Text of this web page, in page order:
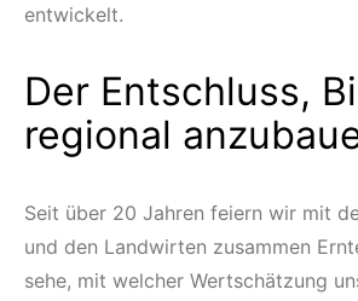
entwickelt.
Der Entschluss,
regional
Seit über 20 Jahren feiern wir mit
und den Landwirten zusammen
sehe, mit welcher Wertschätzung